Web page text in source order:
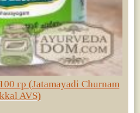
гр (Jatamayadi Churnam
AVS)